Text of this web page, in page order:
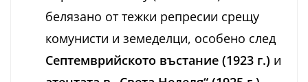
белязано от тежки репресии срещу
комунисти и земеделци, особено след
Септемврийското въстание (1923 г.) и